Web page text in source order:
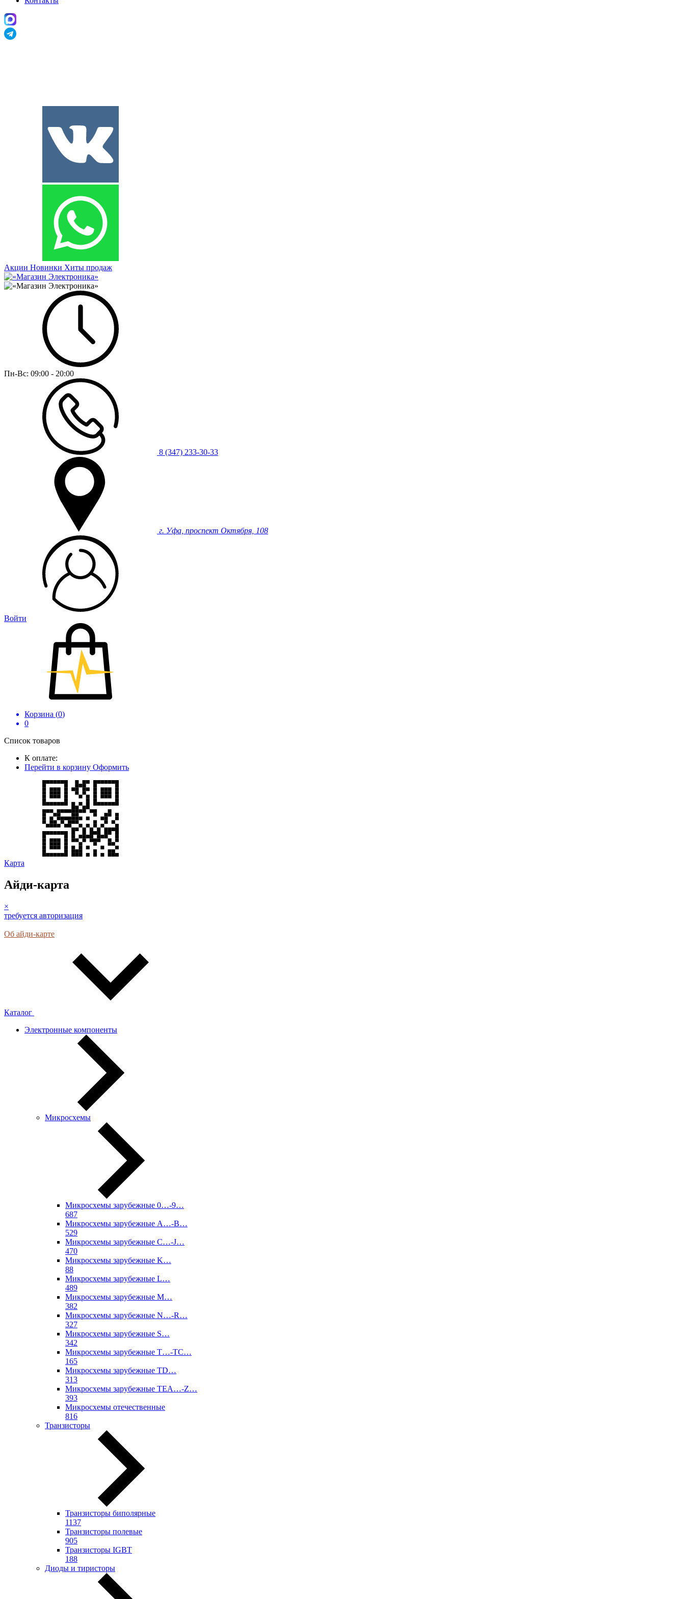
Акции Новинки Хиты продаж
Пн-Вс: 09:00 - 20:00
8 (347) 233-30-33
г. Уфа, проспект Октября, 108
Войти
Корзина (0)
0
Список товаров
К оплате:
Перейти в корзину Оформить
Карта
Айди-карта
×
требуется авторизация
Об айди-карте
Каталог
Электронные компоненты
Микросхемы
Микросхемы зарубежные 0…-9…
687
Микросхемы зарубежные A…-B…
529
Микросхемы зарубежные C…-J…
470
Микросхемы зарубежные K…
88
Микросхемы зарубежные L…
489
Микросхемы зарубежные M…
382
Микросхемы зарубежные N…-R…
327
Микросхемы зарубежные S…
342
Микросхемы зарубежные T…-TC…
165
Микросхемы зарубежные TD…
313
Микросхемы зарубежные TEA…-Z…
393
Микросхемы отечественные
816
Транзисторы
Транзисторы биполярные
1137
Транзисторы полевые
905
Транзисторы IGBT
188
Диоды и тиристоры